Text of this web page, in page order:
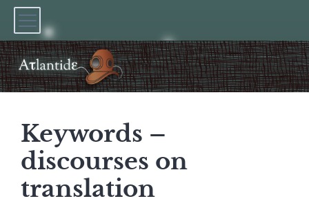
Keywords –
discourses on
translation